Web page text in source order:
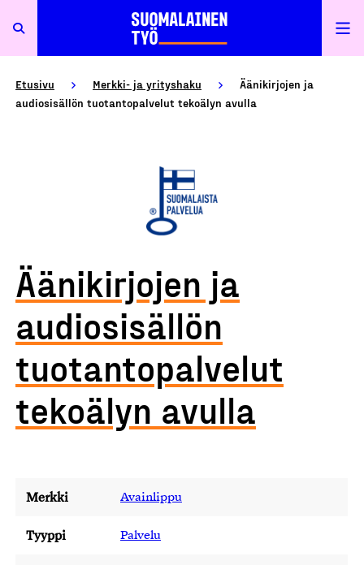
Etusivu Merkki- ja yrityshaku
Äänikirjojen ja
audiosisällön tuotantopalvelut tekoälyn avulla
Äänikirjojen ja
audiosisällön
tuotantopalvelut
tekoälyn avulla
Merkki Avainlippu
Tyyppi Palvelu